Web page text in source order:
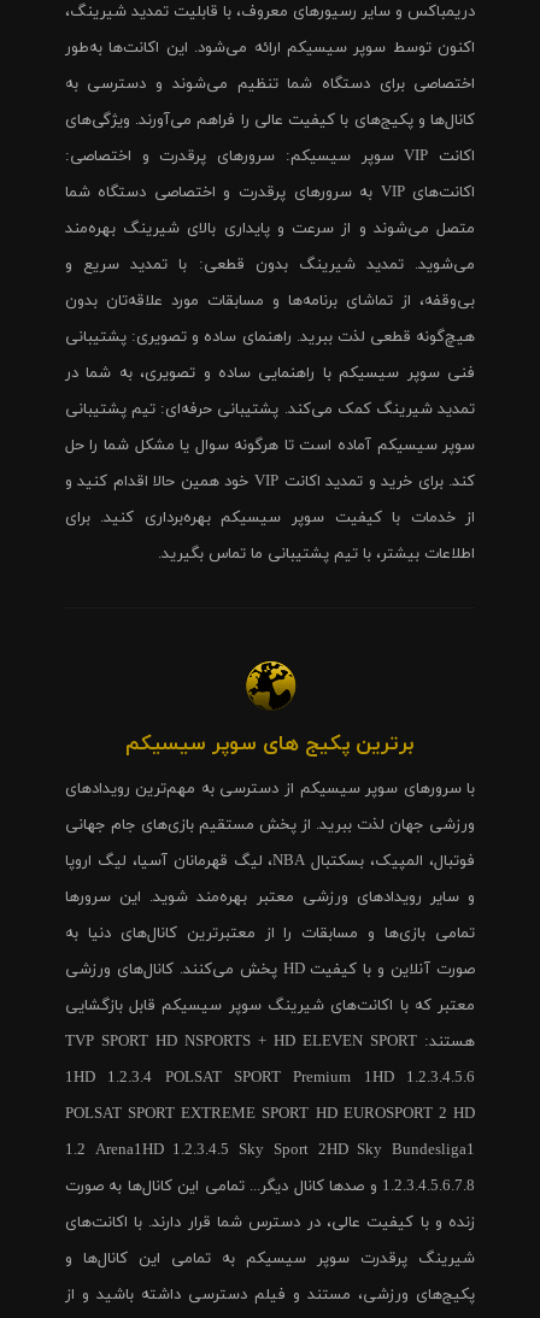
دریمباکس و سایر رسیورهای معروف، با قابلیت تمدید شیرینگ،
اکنون توسط سوپر سیسیکم ارائه می‌شود. این اکانت‌ها به‌طور
اختصاصی برای دستگاه شما تنظیم می‌شوند و دسترسی به
کانال‌ها و پکیج‌های با کیفیت عالی را فراهم می‌آورند. ویژگی‌های
اکانت VIP سوپر سیسیکم: سرورهای پرقدرت و اختصاصی:
اکانت‌های VIP به سرورهای پرقدرت و اختصاصی دستگاه شما
متصل می‌شوند و از سرعت و پایداری بالای شیرینگ بهره‌مند
می‌شوید. تمدید شیرینگ بدون قطعی: با تمدید سریع و
بی‌وقفه، از تماشای برنامه‌ها و مسابقات مورد علاقه‌تان بدون
هیچ‌گونه قطعی لذت ببرید. راهنمای ساده و تصویری: پشتیبانی
فنی سوپر سیسیکم با راهنمایی ساده و تصویری، به شما در
تمدید شیرینگ کمک می‌کند. پشتیبانی حرفه‌ای: تیم پشتیبانی
سوپر سیسیکم آماده است تا هرگونه سوال یا مشکل شما را حل
کند. برای خرید و تمدید اکانت VIP خود همین حالا اقدام کنید و
از خدمات با کیفیت سوپر سیسیکم بهره‌برداری کنید. برای
اطلاعات بیشتر، با تیم پشتیبانی ما تماس بگیرید.
برترین پکیج های سوپر سیسیکم
با سرورهای سوپر سیسیکم از دسترسی به مهم‌ترین رویدادهای
ورزشی جهان لذت ببرید. از پخش مستقیم بازی‌های جام جهانی
فوتبال، المپیک، بسکتبال NBA، لیگ قهرمانان آسیا، لیگ اروپا
و سایر رویدادهای ورزشی معتبر بهره‌مند شوید. این سرورها
تمامی بازی‌ها و مسابقات را از معتبرترین کانال‌های دنیا به
صورت آنلاین و با کیفیت HD پخش می‌کنند. کانال‌های ورزشی
معتبر که با اکانت‌های شیرینگ سوپر سیسیکم قابل بازگشایی
هستند: TVP SPORT HD NSPORTS + HD ELEVEN SPORT
1HD 1.2.3.4 POLSAT SPORT Premium 1HD 1.2.3.4.5.6
POLSAT SPORT EXTREME SPORT HD EUROSPORT 2 HD
1.2 Arena1HD 1.2.3.4.5 Sky Sport 2HD Sky Bundesliga1
1.2.3.4.5.6.7.8 و صدها کانال دیگر... تمامی این کانال‌ها به صورت
زنده و با کیفیت عالی، در دسترس شما قرار دارند. با اکانت‌های
شیرینگ پرقدرت سوپر سیسیکم به تمامی این کانال‌ها و
پکیج‌های ورزشی، مستند و فیلم دسترسی داشته باشید و از